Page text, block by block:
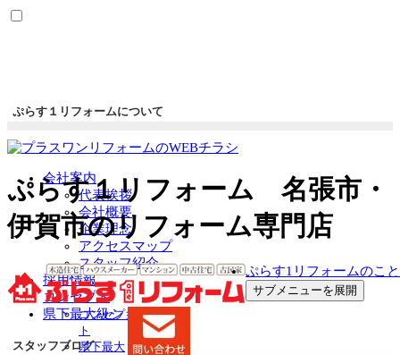
ぷらす１リフォーム 名張市・
伊賀市のリフォーム専門店
ぷらす1リフォームのこと
サブメニューを展開
コンセプ
ト
県下最大
ぷらす１リフォームについて
会社案内
代表挨拶
会社概要
企業理念
アクセスマップ
スタッフ紹介
採用情報
コンセプト
県下最大級ショールーム
スタッフブログ